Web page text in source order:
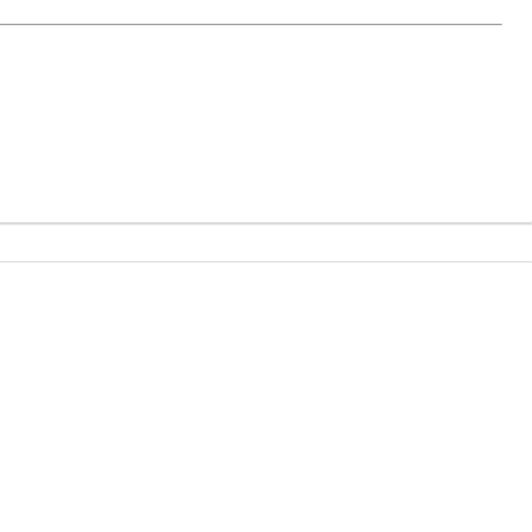
et son atmosphère chaleureuse.
de vie avec cuisine équipée et piano de cuisson au gaz,
indépendant, atelier ou télétravail.
qui recherchent autre chose qu'une maison standard.